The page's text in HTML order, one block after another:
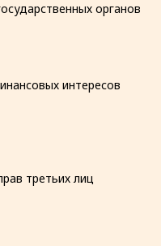
органов
интересов
третьих лиц